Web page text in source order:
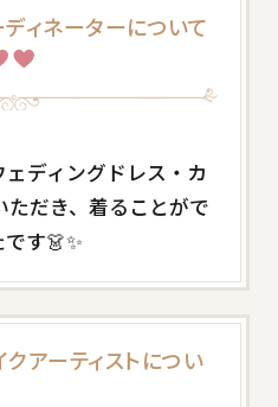
ディネーターについて
ディングドレス・カ
ただき、着ることがで
す👗✨
アーティストについ